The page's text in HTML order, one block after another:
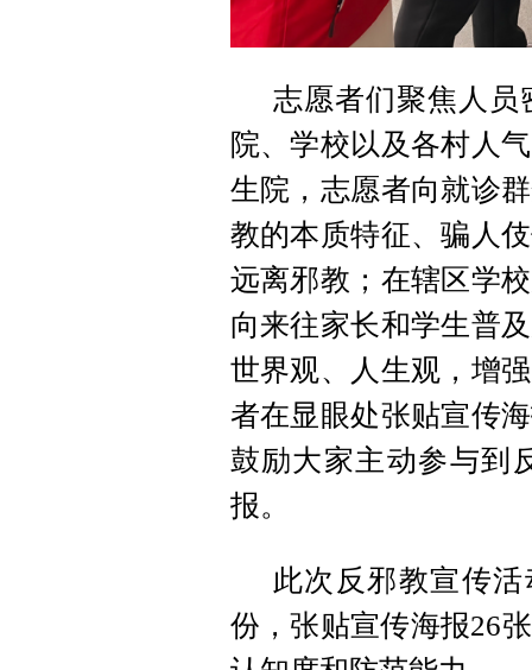
志愿者们聚焦人员
院、学校以及各村人
生院，志愿者向就诊
教的本质特征、骗人
远离邪教；在辖区学
向来往家长和学生普
世界观、人生观，增
者在显眼处张贴宣传
鼓励大家主动参与到
报。
此次反邪教宣传
份，张贴宣传海报26